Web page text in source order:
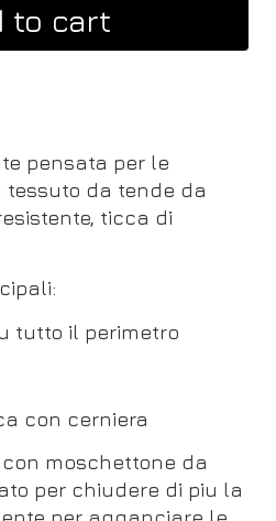
to cart
pensata per le
tessuto da tende da
ticca di
tutto il perimetro
con cerniera
moschettone da
per chiudere di piu la